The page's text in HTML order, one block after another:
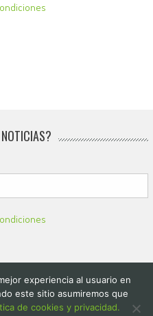
experiencia al usuario en
este sitio asumiremos que
de cookies y privacidad.